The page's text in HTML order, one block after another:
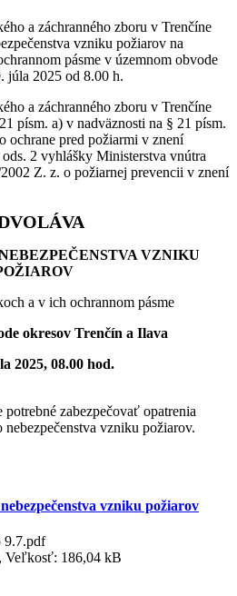
a záchranného zboru v Trenčíne
vzniku požiarov na
pásme v územnom obvode
júla 2025 od 8.00 h.
a záchranného zboru v Trenčíne
písm. a) v nadväznosti na § 21 písm.
ochrane pred požiarmi v znení
2 vyhlášky Ministerstva vnútra
Z. z. o požiarnej prevencii v znení
VZNIKU
a v ich ochrannom pásme
okresov Trenčín a Ilava
2025, 08.00 hod.
zabezpečovať opatrenia
nebezpečenstva vzniku požiarov.
vzniku požiarov
9.7.pdf
Veľkosť: 186,04 kB